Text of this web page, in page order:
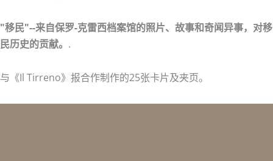
"移民"--来自保罗-克雷西档案馆的照片、故事和奇闻异事，对移
民历史的贡献。 .
与《Il Tirreno》报合作制作的25张卡片及夹页。